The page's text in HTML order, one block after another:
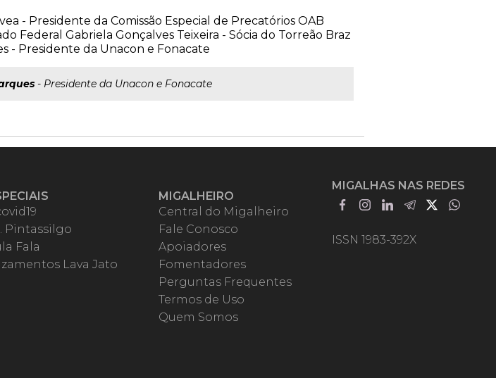
- Presidente da Comissão Especial de Precatórios OAB
Federal Gabriela Gonçalves Teixeira - Sócia do Torreão Braz
- Presidente da Unacon e Fonacate
- Presidente da Unacon e Fonacate
Pintassilgo
Fala
Lava Jato
MIGALHEIRO
Central do Migalheiro
Fale Conosco
Apoiadores
Fomentadores
Perguntas Frequentes
Termos de Uso
Quem Somos
MIGALHAS NAS REDES
ISSN 1983-392X